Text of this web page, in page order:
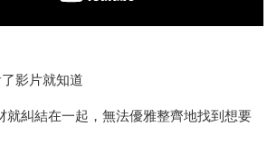
影片就知道
就糾結在一起，無法優雅整齊地找到想要